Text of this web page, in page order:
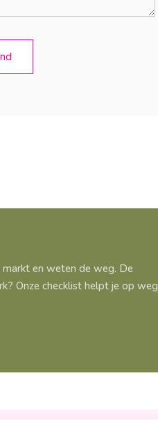
en weten de weg. De
Onze checklist helpt je op weg